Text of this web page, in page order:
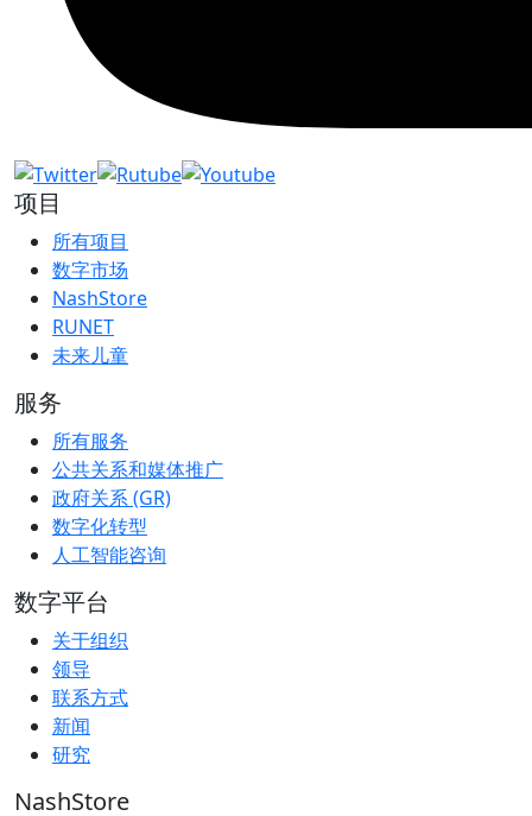
项目
所有项目
数字市场
NashStore
RUNET
未来儿童
服务
所有服务
公共关系和媒体推广
政府关系 (GR)
数字化转型
人工智能咨询
数字平台
关于组织
领导
联系方式
新闻
研究
NashStore